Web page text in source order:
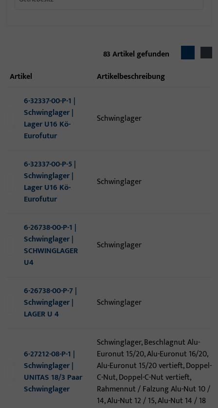
83Artikel gefunden
Artikel
Artikelbeschreibung
6-32337-00-P-1 |
Schwinglager |
Lager U16 Kö-
Eurofutur
Schwinglager
6-32337-00-P-5 |
Schwinglager |
Lager U16 Kö-
Eurofutur
Schwinglager
6-26738-00-P-1 |
Schwinglager |
SCHWINGLAGER
U4
Schwinglager
6-26738-00-P-7 |
Schwinglager |
LAGER U 4
Schwinglager
6-27212-08-P-1 |
Schwinglager |
UNITAS 18/3 Paar
Schwinglager
Schwinglager, Beschlagnut Alu-
Euronut 15/20, Alu-Euronut 16/20,
Alu-Euronut 15/20 vertieft, Doppel-
C-Nut, Doppel-C-Nut vertieft,
Rahmennut / Falzung Alu-Nut 10 /
14, Alu-Nut 12 / 15, Alu-Nut 14 / 18